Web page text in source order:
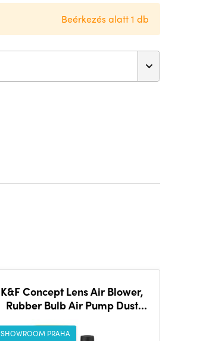
Beérkezés alatt 1 db
K&F Concept Lens Air Blower,
Rubber Bulb Air Pump Dust
Nozzle for Cell
SHOWROOM PRAHA